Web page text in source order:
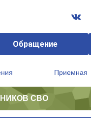
Обращение
Приемная
СВО